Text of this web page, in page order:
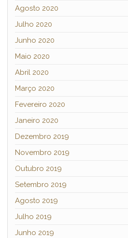
Agosto 2020
Julho 2020
Junho 2020
Maio 2020
Abril 2020
Março 2020
Fevereiro 2020
Janeiro 2020
Dezembro 2019
Novembro 2019
Outubro 2019
Setembro 2019
Agosto 2019
Julho 2019
Junho 2019